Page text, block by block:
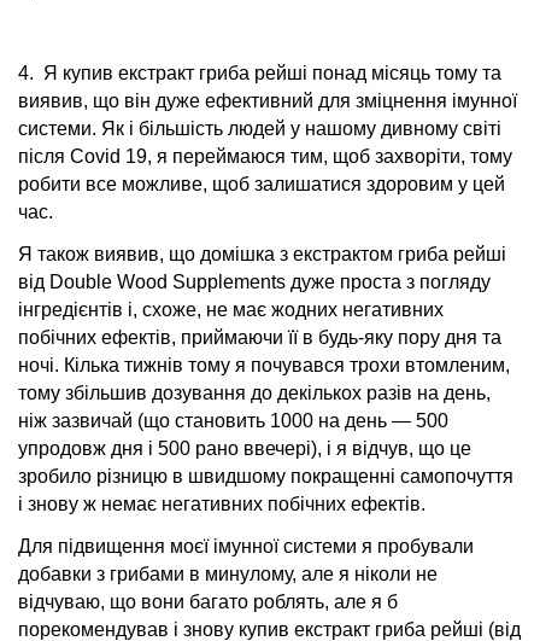
4. Я купив екстракт гриба рейші понад місяць тому та
виявив, що він дуже ефективний для зміцнення імунної
системи. Як і більшість людей у нашому дивному світі
після Covid 19, я переймаюся тим, щоб захворіти, тому
робити все можливе, щоб залишатися здоровим у цей
час.
Я також виявив, що домішка з екстрактом гриба рейші
від Double Wood Supplements дуже проста з погляду
інгредієнтів і, схоже, не має жодних негативних
побічних ефектів, приймаючи її в будь-яку пору дня та
ночі. Кілька тижнів тому я почувався трохи втомленим,
тому збільшив дозування до декількох разів на день,
ніж зазвичай (що становить 1000 на день — 500
упродовж дня і 500 рано ввечері), і я відчув, що це
зробило різницю в швидшому покращенні самопочуття
і знову ж немає негативних побічних ефектів.
Для підвищення моєї імунної системи я пробували
добавки з грибами в минулому, але я ніколи не
відчуваю, що вони багато роблять, але я б
порекомендував і знову купив екстракт гриба рейші (від